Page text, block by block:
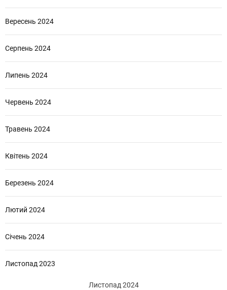
Вересень 2024
Серпень 2024
Липень 2024
Червень 2024
Травень 2024
Квітень 2024
Березень 2024
Лютий 2024
Січень 2024
Листопад 2023
Листопад 2024